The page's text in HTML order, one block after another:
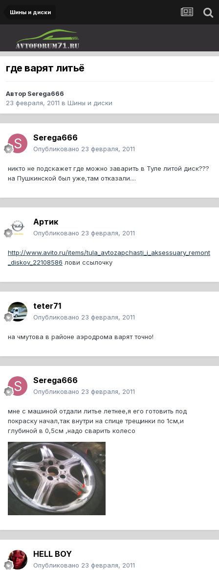
Шины и диски
где варят литьё
Автор Serega666
23 февраля, 2011 в Шины и диски
Serega666
Опубликовано 23 февраля, 2011
никто не подскажет где можно заварить в Туле литой диск???
на Пушкинской был уже,там отказали....
Артик
Опубликовано 23 февраля, 2011
http://www.avito.ru/items/tula_avtozapchasti_i_aksessuary_remont
_diskov_22108586 лови ссылочку
teter71
Опубликовано 23 февраля, 2011
на чмутова в районе аэродрома варят точно!
Serega666
Опубликовано 23 февраля, 2011
мне с машиной отдали литье летнее,я его готовить под
покраску начал,так внутри на спице трещинки по 1см,и
глубиной в 0,5см ,надо сварить колесо
HELL BOY
Опубликовано 23 февраля, 2011